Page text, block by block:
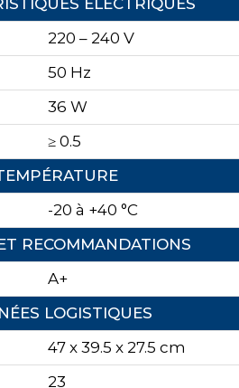
220 – 240 V
50 Hz
36 W
≥ 0.5
-20 à +40 °C
RECOMMANDATIONS
A+
LOGISTIQUES
47 x 39.5 x 27.5 cm
23